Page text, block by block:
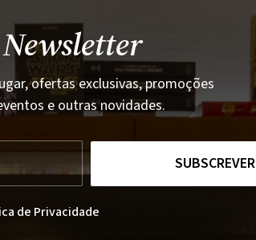
ofertas exclusivas, promoções
e outras novidades.
SUBSCREVER
de Privacidade